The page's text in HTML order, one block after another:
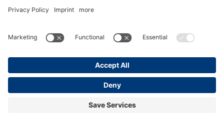
PartnerPortal
Impressum